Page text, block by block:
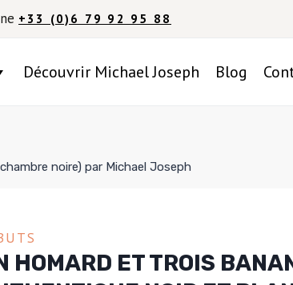
+33 (0)6 79 92 95 88
Découvrir Michael Joseph Blog
noire) par Michael Joseph
HOMARD ET TROIS